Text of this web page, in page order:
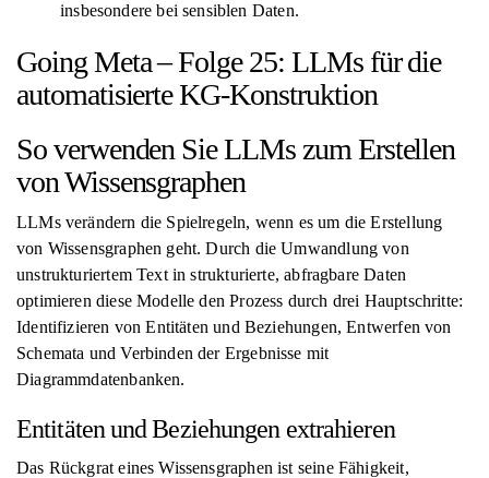
insbesondere bei sensiblen Daten.
Going Meta – Folge 25: LLMs für die
automatisierte KG-Konstruktion
So verwenden Sie LLMs zum Erstellen
von Wissensgraphen
LLMs verändern die Spielregeln, wenn es um die Erstellung
von Wissensgraphen geht. Durch die Umwandlung von
unstrukturiertem Text in strukturierte, abfragbare Daten
optimieren diese Modelle den Prozess durch drei Hauptschritte:
Identifizieren von Entitäten und Beziehungen, Entwerfen von
Schemata und Verbinden der Ergebnisse mit
Diagrammdatenbanken.
Entitäten und Beziehungen extrahieren
Das Rückgrat eines Wissensgraphen ist seine Fähigkeit,